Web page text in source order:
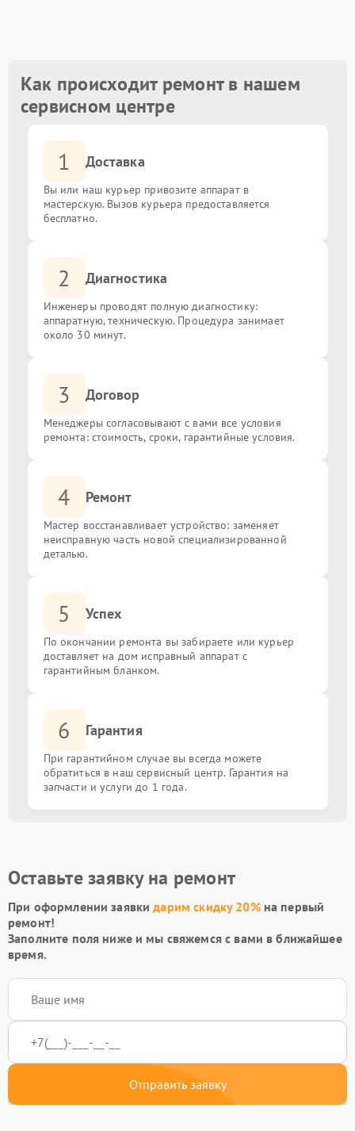
Обновление прошивки
Замена корпусных элементов
Ремонт механизма подставки/наклона
Как происходит ремонт в нашем
сервисном центре
1 Доставка
Вы или наш курьер привозите аппарат в
мастерскую. Вызов курьера предоставляется
бесплатно.
2 Диагностика
Инженеры проводят полную диагностику:
аппаратную, техническую. Процедура занимает
около 30 минут.
3 Договор
Менеджеры согласовывают с вами все условия
ремонта: стоимость, сроки, гарантийные условия.
4 Ремонт
Мастер восстанавливает устройство: заменяет
неисправную часть новой специализированной
деталью.
5 Успех
По окончании ремонта вы забираете или курьер
доставляет на дом исправный аппарат с
гарантийным бланком.
6 Гарантия
При гарантийном случае вы всегда можете
обратиться в наш сервисный центр. Гарантия на
запчасти и услуги до 1 года.
Оставьте заявку на ремонт
При оформлении заявкидарим скидку 20%на первый
ремонт!
Заполните поля ниже и мы свяжемся с вами в ближайшее
время.
Отправить заявку